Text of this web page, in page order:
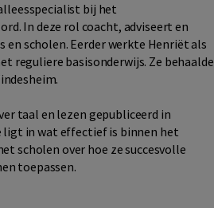
bij het
In deze rol coacht, adviseert en
scholen. Eerder werkte Henriët als
reguliere basisonderwijs. Ze behaalde
taal en lezen gepubliceerd in
ligt in wat effectief is binnen het
scholen over hoe ze succesvolle
toepassen.